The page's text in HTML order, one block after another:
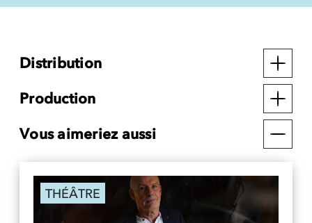
Distribution
Production
Vous aimeriez aussi
THÉÂTRE